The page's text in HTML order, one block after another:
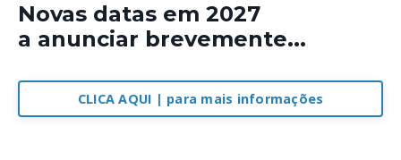
Novas datas em 2027
a anunciar brevemente...
CLICA AQUI | para mais informações